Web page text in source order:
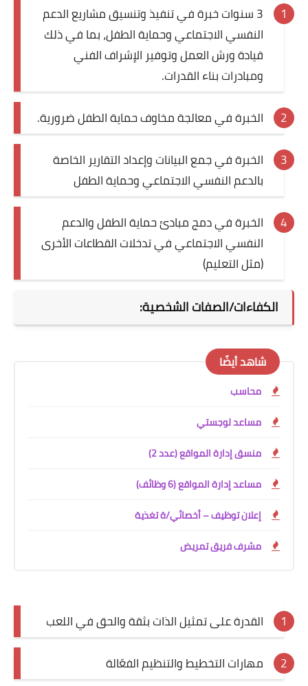
3 سنوات خبرة في تنفيذ وتنسيق مشاريع الدعم
النفسي الاجتماعي وحماية الطفل، بما في ذلك
قيادة ورش العمل وتوفير الإشراف الفني
ومبادرات بناء القدرات.
الخبرة في معالجة مخاوف حماية الطفل ضرورية.
الخبرة في جمع البيانات وإعداد التقارير الخاصة
بالدعم النفسي الاجتماعي وحماية الطفل
الخبرة في دمج مبادئ حماية الطفل والدعم
النفسي الاجتماعي في تدخلات القطاعات الأخرى
(مثل التعليم)
الكفاءات/الصفات الشخصية:
شاهد أيضًا
محاسب
مساعد لوجستي
منسق إدارة المواقع (عدد 2)
مساعد إدارة المواقع (6 وظائف)
إعلان توظيف – أخصائي/ة تغذية
مشرف فريق تمريض
القدرة على تمثيل الذات بثقة والحق في اللعب
مهارات التخطيط والتنظيم الفعّالة